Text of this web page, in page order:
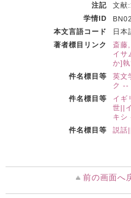
注記
文献
学情ID
本文言語コード
日本
著者標目リンク
斎藤
イサ
か]
件名標目等
英文
ク --
件名標目等
イギ
世||
キシ
件名標目等
説話
前の画面へ